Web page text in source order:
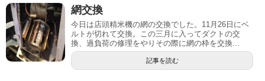
網交換
今日は店頭精米機の網の交換でした。11月26日にベ
ルトが切れて交換。この三月に入ってダクトの交
換、過負荷の修理をやりその際に網の枠を交換...
記事を読む